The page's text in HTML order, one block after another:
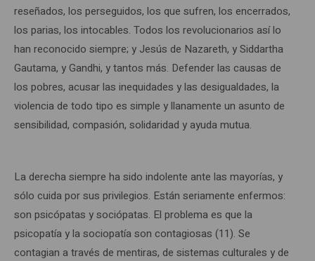
reseñados, los perseguidos, los que sufren, los encerrados,
los parias, los intocables. Todos los revolucionarios así lo
han reconocido siempre; y Jesús de Nazareth, y Siddartha
Gautama, y Gandhi, y tantos más. Defender las causas de
los pobres, acusar las inequidades y las desigualdades, la
violencia de todo tipo es simple y llanamente un asunto de
sensibilidad, compasión, solidaridad y ayuda mutua.
La derecha siempre ha sido indolente ante las mayorías, y
sólo cuida por sus privilegios. Están seriamente enfermos:
son psicópatas y sociópatas. El problema es que la
psicopatía y la sociopatía son contagiosas (11). Se
contagian a través de mentiras, de sistemas culturales y de